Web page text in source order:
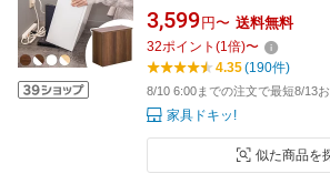
ントカバー コンセントボ
ード いたずら防止 配線
ト隠し コンセント収納 ペ
む 隙間 感電防止
3,599 円〜 送料無料
32ポイント (1倍)〜
4.35(190件)
8/10 6:00までの注文で最短8/13
家具ドキッ!
似た商品を